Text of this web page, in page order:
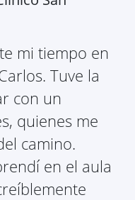
mi tiempo en
Tuve la
con un
quienes me
camino.
en el aula